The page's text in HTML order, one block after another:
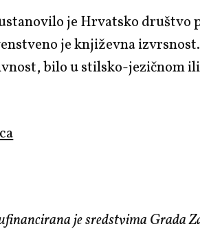
je Hrvatsko društvo
je književna
bilo u stilsko-jezičnom
je sredstvima Grada